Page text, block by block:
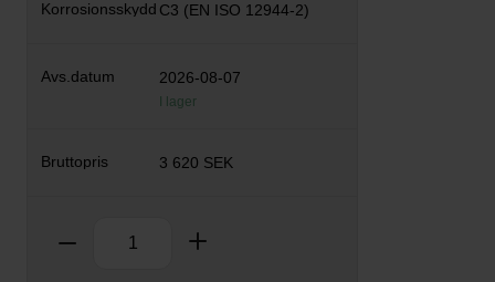
C3 (EN ISO 12944-2)
2026-08-07
I lager
3 620 SEK
Ta bort